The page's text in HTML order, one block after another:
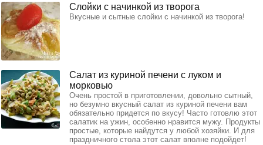
Слойки с начинкой из творога
Вкусные и сытные слойки с начинкой из творога!
Салат из куриной печени с луком и
морковью
Очень простой в приготовлении, довольно сытный,
но безумно вкусный салат из куриной печени вам
обязательно придется по вкусу! Часто готовлю этот
салатик на ужин, особенно нравится мужу. Продукты
простые, которые найдутся у любой хозяйки. И для
праздничного стола этот салат вполне подойдет!